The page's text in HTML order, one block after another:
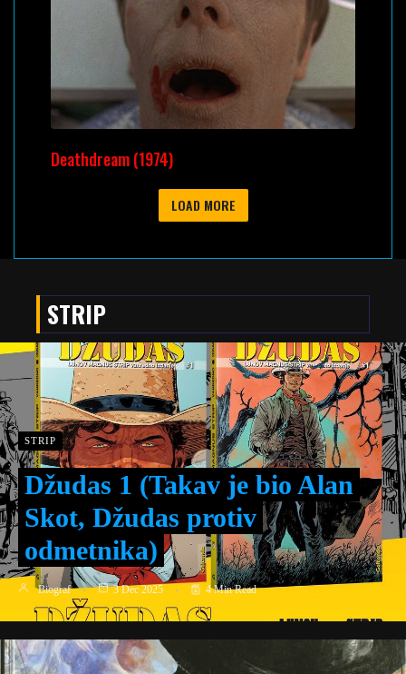
Deathdream (1974)
LOAD MORE
STRIP
STRIP
Džudas 1 (Takav je bio Alan
Skot, Džudas protiv
odmetnika)
Biograf 3 Dec 2025 4 Min Read